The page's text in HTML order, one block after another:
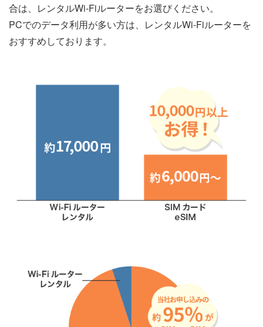
合は、レンタルWi-Fiルーターをお選びください。
PCでのデータ利用が多い方は、レンタルWi-Fiルーターを
おすすめしております。